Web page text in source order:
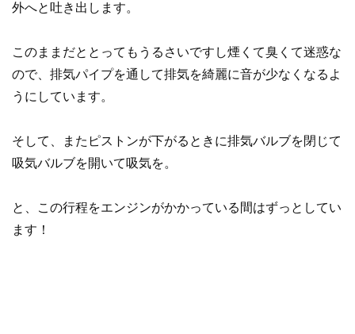
外へと吐き出します。
このままだととってもうるさいですし煙くて臭くて迷惑な
ので、排気パイプを通して排気を綺麗に音が少なくなるよ
うにしています。
そして、またピストンが下がるときに排気バルブを閉じて
吸気バルブを開いて吸気を。
と、この行程をエンジンがかかっている間はずっとしてい
ます！